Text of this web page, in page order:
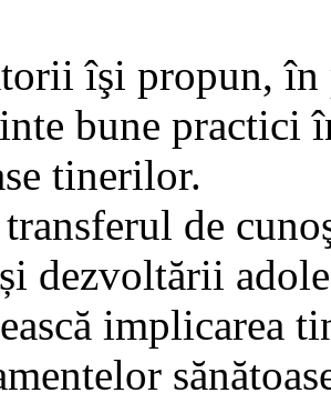
îşi propun,
bune practici
tinerilor.
transferul de
dezvoltării
implicarea